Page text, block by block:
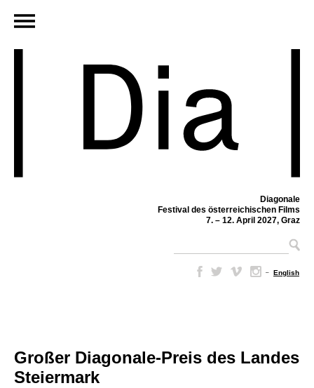
Diagonale
Festival des österreichischen Films
7. – 12. April 2027, Graz
– English
Großer Diagonale-Preis des Landes
Steiermark